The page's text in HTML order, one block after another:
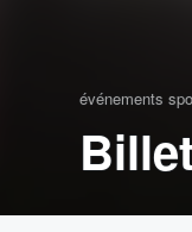
événements